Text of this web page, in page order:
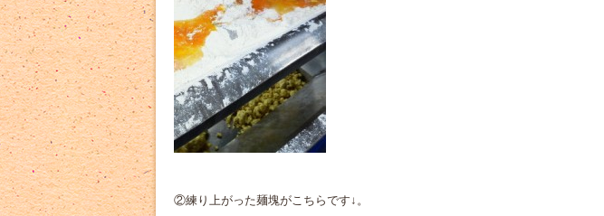
②練り上がった麺塊がこちらです↓。